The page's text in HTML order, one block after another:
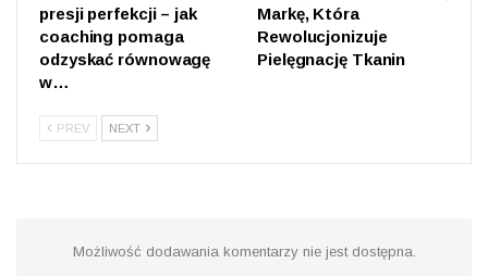
presji perfekcji – jak
coaching pomaga
odzyskać równowagę
w…
Markę, Która
Rewolucjonizuje
Pielęgnację Tkanin
PREV NEXT
Możliwość dodawania komentarzy nie jest dostępna.